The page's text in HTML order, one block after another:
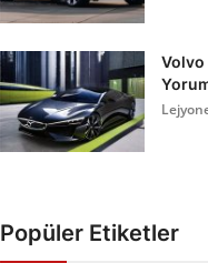
Volvo
Popüler Etiketler